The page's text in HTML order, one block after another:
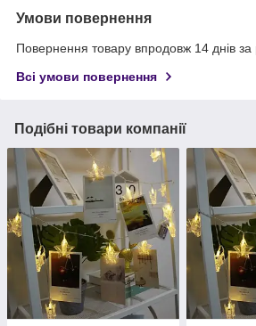
Умови повернення
Повернення товару впродовж 14 днів за
Всі умови повернення
Подібні товари компанії